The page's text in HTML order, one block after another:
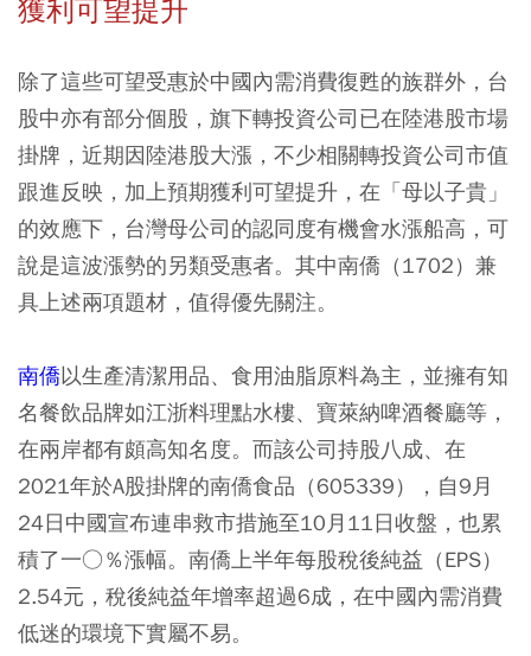
獲利可望提升
除了這些可望受惠於中國內需消費復甦的族群外，台
股中亦有部分個股，旗下轉投資公司已在陸港股市場
掛牌，近期因陸港股大漲，不少相關轉投資公司市值
跟進反映，加上預期獲利可望提升，在「母以子貴」
的效應下，台灣母公司的認同度有機會水漲船高，可
說是這波漲勢的另類受惠者。其中南僑（1702）兼
具上述兩項題材，值得優先關注。
南僑以生產清潔用品、食用油脂原料為主，並擁有知
名餐飲品牌如江浙料理點水樓、寶萊納啤酒餐廳等，
在兩岸都有頗高知名度。而該公司持股八成、在
2021年於A股掛牌的南僑食品（605339），自9月
24日中國宣布連串救市措施至10月11日收盤，也累
積了一○％漲幅。南僑上半年每股稅後純益（EPS）
2.54元，稅後純益年增率超過6成，在中國內需消費
低迷的環境下實屬不易。